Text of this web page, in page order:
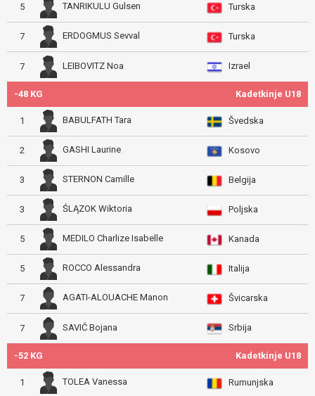
5 TANRIKULU Gulsen Turska
7 ERDOGMUS Sevval Turska
7 LEIBOVITZ Noa Izrael
-48 KG Kadetkinje U18
1 BABULFATH Tara Švedska
2 GASHI Laurine Kosovo
3 STERNON Camille Belgija
3 ŚLĄZOK Wiktoria Poljska
5 MEDILO Charlize Isabelle Kanada
5 ROCCO Alessandra Italija
7 AGATI-ALOUACHE Manon Švicarska
7 SAVIĆ Bojana Srbija
-52 KG Kadetkinje U18
1 TOLEA Vanessa Rumunjska